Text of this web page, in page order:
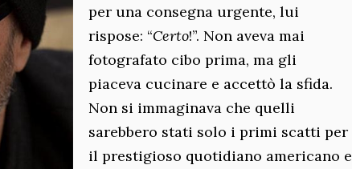
per una consegna urgente, lui
rispose: “Certo!”. Non aveva mai
fotografato cibo prima, ma gli
piaceva cucinare e accettò la sfida.
Non si immaginava che quelli
sarebbero stati solo i primi scatti per
il prestigioso quotidiano americano e